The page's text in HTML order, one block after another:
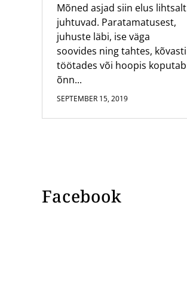
Mõned asjad siin elus lihtsalt
juhtuvad. Paratamatusest,
juhuste läbi, ise väga
soovides ning tahtes, kõvasti
töötades või hoopis koputab
õnn...
SEPTEMBER 15, 2019
Facebook